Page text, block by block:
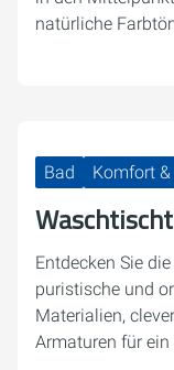
natürliche
Bad Komfort
Entdecken Sie
puristische und
Materialien,
Armaturen für